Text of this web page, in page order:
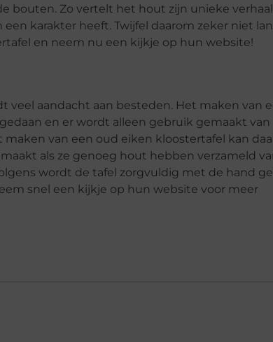
bouten. Zo vertelt het hout zijn unieke
karakter heeft. Twijfel daarom zeker niet
en neem nu een kijkje op hun website!
aandacht aan besteden. Het maken van
en er wordt alleen gebruik gemaakt van
van een oud eiken kloostertafel kan
als ze genoeg hout hebben verzameld
wordt de tafel zorgvuldig met de hand
snel een kijkje op hun website voor meer